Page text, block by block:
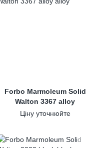
Forbo Marmoleum Solid
Walton 3367 alloy
Ціну уточнюйте